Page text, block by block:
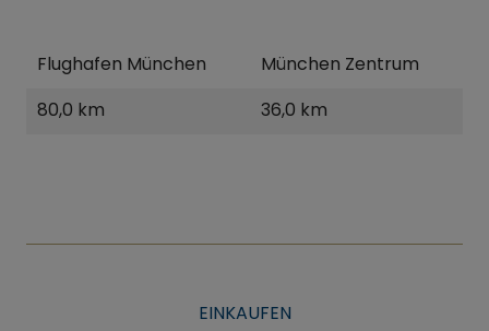
Flughafen München
München Zentrum
80,0 km
36,0 km
EINKAUFEN